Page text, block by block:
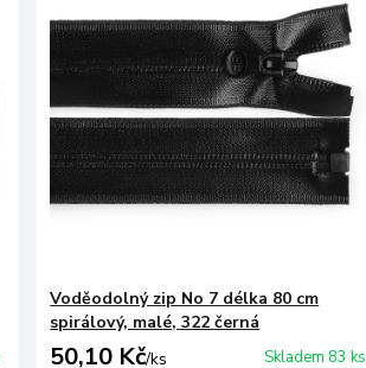
Voděodolný zip No 7 délka 80 cm
spirálový, malé, 322 černá
50,10 Kč/ks Skladem 83 ks